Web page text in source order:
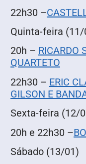
22h30 –
Quinta-feira (11/
20h – RICARDO
QUARTETO
22h30 – ERIC
GILSON E
Sexta-feira (12/
20h e 22h30 –
Sábado (13/01)